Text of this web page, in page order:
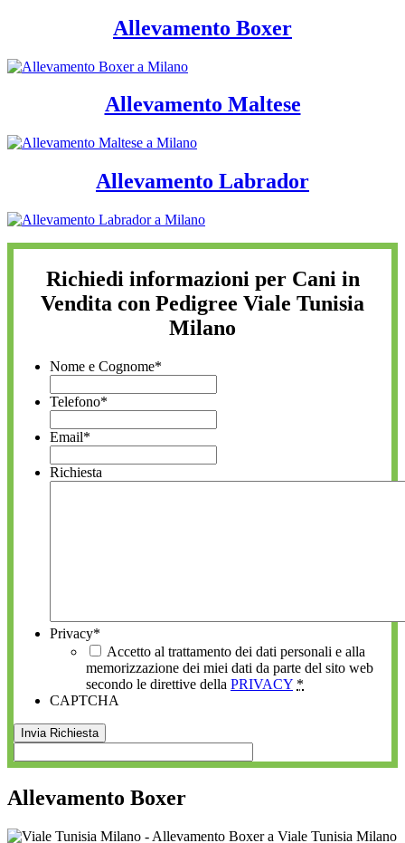
Allevamento Boxer
Allevamento Maltese
Allevamento Labrador
Richiedi informazioni per Cani in
Vendita con Pedigree Viale Tunisia
Milano
Nome e Cognome*
Telefono*
Email*
Richiesta
Privacy*
Accetto al trattamento dei dati personali e alla
memorizzazione dei miei dati da parte del sito web
secondo le direttive della PRIVACY *
CAPTCHA
Allevamento Boxer